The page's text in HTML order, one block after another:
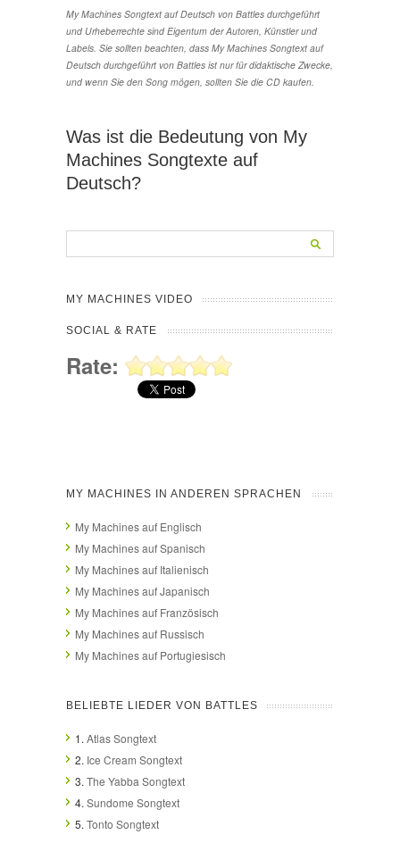
My Machines Songtext auf Deutsch von Battles durchgeführt
und Urheberrechte sind Eigentum der Autoren, Künstler und
Labels. Sie sollten beachten, dass My Machines Songtext auf
Deutsch durchgeführt von Battles ist nur für didaktische Zwecke,
und wenn Sie den Song mögen, sollten Sie die CD kaufen.
Was ist die Bedeutung von My
Machines Songtexte auf
Deutsch?
MY MACHINES VIDEO
SOCIAL & RATE
Rate:
MY MACHINES IN ANDEREN SPRACHEN
My Machines auf Englisch
My Machines auf Spanisch
My Machines auf Italienisch
My Machines auf Japanisch
My Machines auf Französisch
My Machines auf Russisch
My Machines auf Portugiesisch
BELIEBTE LIEDER VON BATTLES
1. Atlas Songtext
2. Ice Cream Songtext
3. The Yabba Songtext
4. Sundome Songtext
5. Tonto Songtext